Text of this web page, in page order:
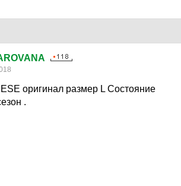
оригинал размер L Состояние
.